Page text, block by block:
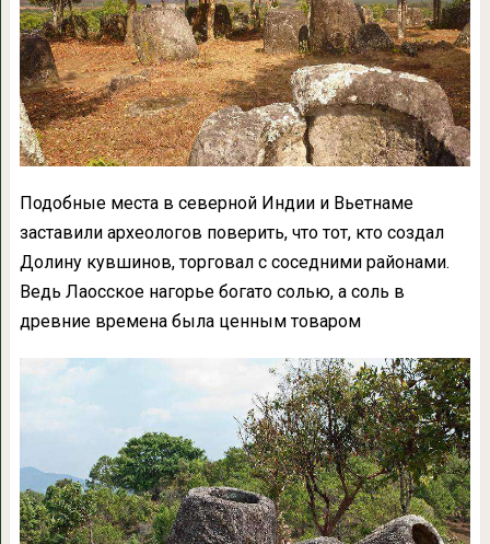
Подобные места в северной Индии и Вьетнаме
заставили археологов поверить, что тот, кто создал
Долину кувшинов, торговал с соседними районами.
Ведь Лаосское нагорье богато солью, а соль в
древние времена была ценным товаром